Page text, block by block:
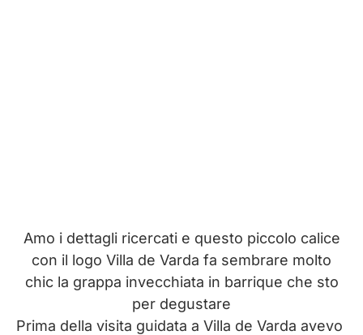
Amo i dettagli ricercati e questo piccolo calice
con il logo Villa de Varda fa sembrare molto
chic la grappa invecchiata in barrique che sto
per degustare
Prima della visita guidata a Villa de Varda avevo